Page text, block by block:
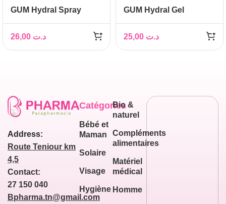
GUM Hydral Spray
د.ت
GUM Hydral Gel
د.ت
Address:
Route Teniour km
4,5
Contact:
27 150 040
Bpharma.tn@gmail.com
Catégories
Bébé et
Maman
Solaire
Visage
Hygiène
Bio &
naturel
Compléments
alimentaires
Matériel
médical
Homme